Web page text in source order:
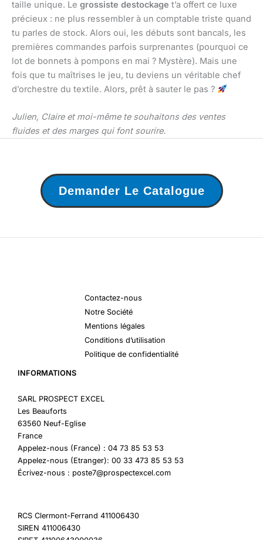
taille unique. Le grossiste destockage t’a offert ce luxe
précieux : ne plus ressembler à un comptable triste quand
tu parles de stock. Alors oui, les débuts sont bancals, les
premières commandes parfois surprenantes (pourquoi ce
lot de bonnets à pompons en mai ? Mystère). Mais une
fois que tu maîtrises le jeu, tu deviens un véritable chef
d’orchestre du textile. Alors, prêt à sauter le pas ?
Julien, Claire et moi-même te souhaitons des ventes
fluides et des marges qui font sourire.
Demander Le Catalogue
Contactez-nous
Notre Société
Mentions légales
Conditions d’utilisation
Politique de confidentialité
INFORMATIONS
SARL PROSPECT EXCEL
Les Beauforts
63560 Neuf-Eglise
France
Appelez-nous (France) : 04 73 85 53 53
Appelez-nous (Etranger): 00 33 473 85 53 53
Écrivez-nous : poste7@prospectexcel.com
RCS Clermont-Ferrand 411006430
SIREN 411006430